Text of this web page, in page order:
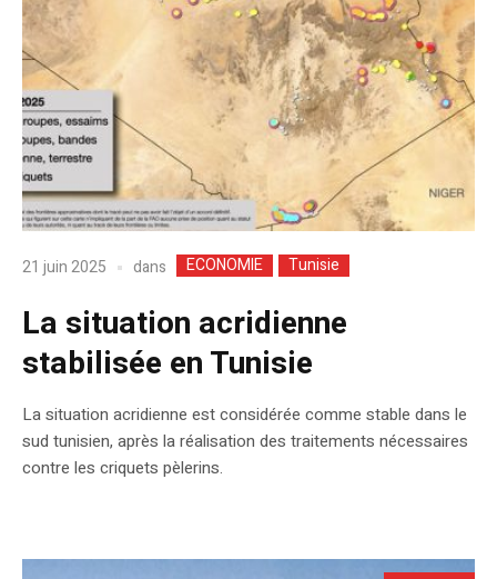
21 juin 2025 dans ECONOMIE Tunisie
La situation acridienne
stabilisée en Tunisie
La situation acridienne est considérée comme stable dans le
sud tunisien, après la réalisation des traitements nécessaires
contre les criquets pèlerins.